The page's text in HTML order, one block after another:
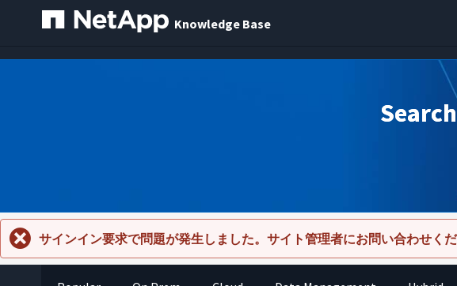
Knowledge Base
サインイン要求で問題が発生しました。サイト管理者にお問い合わせくだ